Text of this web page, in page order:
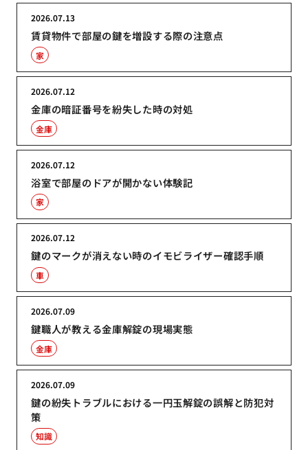
賃貸物件で部屋の鍵を増設する際の注意点
2026.07.13
家
金庫の暗証番号を紛失した時の対処
2026.07.12
金庫
浴室で部屋のドアが開かない体験記
2026.07.12
家
鍵のマークが消えない時のイモビライザー確認手順
2026.07.12
車
鍵職人が教える金庫解錠の現場実態
2026.07.09
金庫
鍵の紛失トラブルにおける一円玉解錠の誤解と防犯対
策
2026.07.09
知識